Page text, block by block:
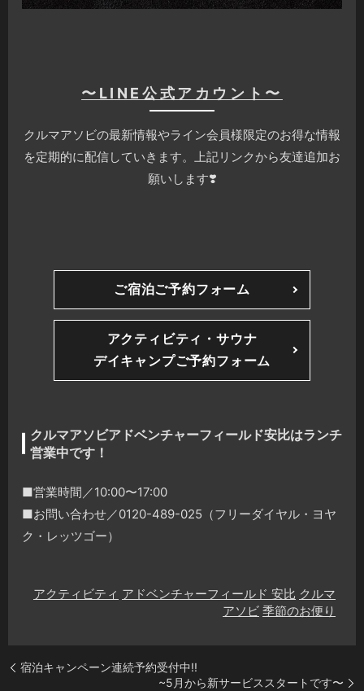
〜LINE公式アカウント〜
クルマアソビの最新情報やライン会員様限定のお得な情報
を定期的に配信していきます。上記リンクから友達追加お
願いします❣️
ご宿泊ご予約フォーム
アクティビティ・サウナ
デイキャンプご予約フォーム
クルマアソビアドベンチャーフィールド安比はランチ
営業中です！
■営業時間／10:00〜17:00
■お問い合わせ／0120-489-025（フリーダイヤル・ヨヤ
ク・レッツゴー）
アクティビティ アドベンチャーフィールド 安比 クルマ
アソビ 季節のお便り
宿泊キャンペーン連続予約受付中!!
~5月から新サービススタートです〜